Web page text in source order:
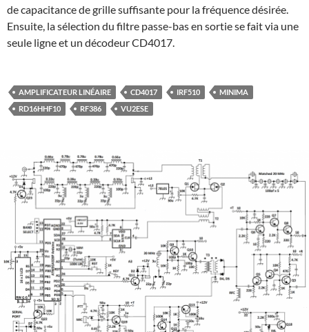
de capacitance de grille suffisante pour la fréquence désirée.
Ensuite, la sélection du filtre passe-bas en sortie se fait via une
seule ligne et un décodeur CD4017.
AMPLIFICATEUR LINÉAIRE CD4017 IRF510
MINIMA
RD16HHF10
RF386 VU2ESE